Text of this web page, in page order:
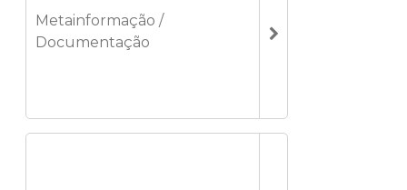
Metainformação /
Documentação